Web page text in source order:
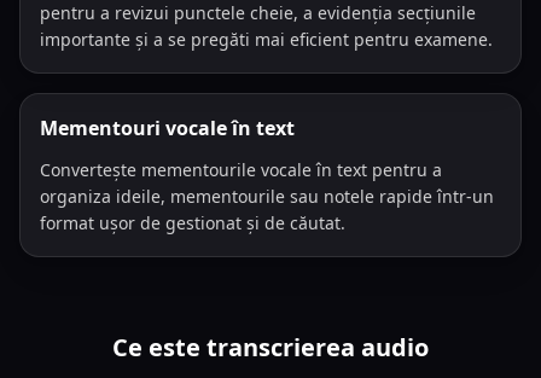
pentru a revizui punctele cheie, a evidenția secțiunile
importante și a se pregăti mai eficient pentru examene.
Mementouri vocale în text
Convertește mementourile vocale în text pentru a
organiza ideile, mementourile sau notele rapide într-un
format ușor de gestionat și de căutat.
Ce este transcrierea audio